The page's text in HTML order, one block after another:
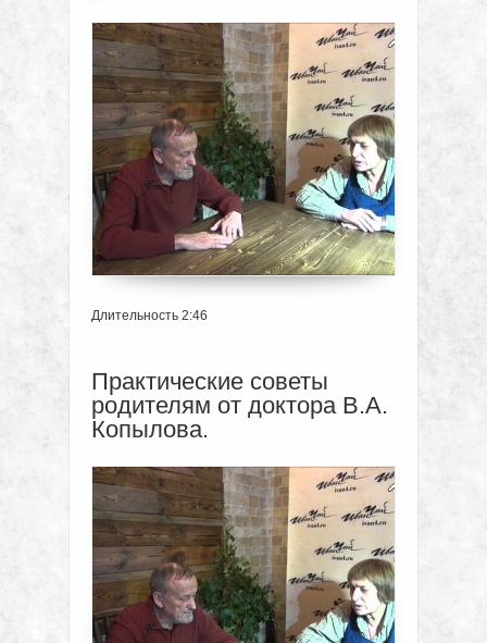
Длительность 2:46
Практические советы
родителям от доктора В.А.
Копылова.